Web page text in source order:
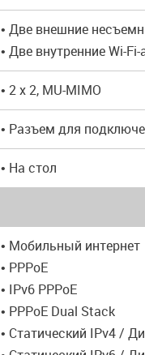
• Две внешние
• Две внутренние Wi-
• 2 x 2, MU-MIMO
• Разъем для
• На стол
• Мобильный интернет
• PPPoE
• IPv6 PPPoE
• PPPoE Dual Stack
• Статический IPv4 /